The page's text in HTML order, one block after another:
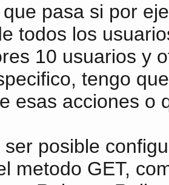
pasa si por
todos los
10 usuarios y
tengo
esas acciones o
ser posible
metodo GET,